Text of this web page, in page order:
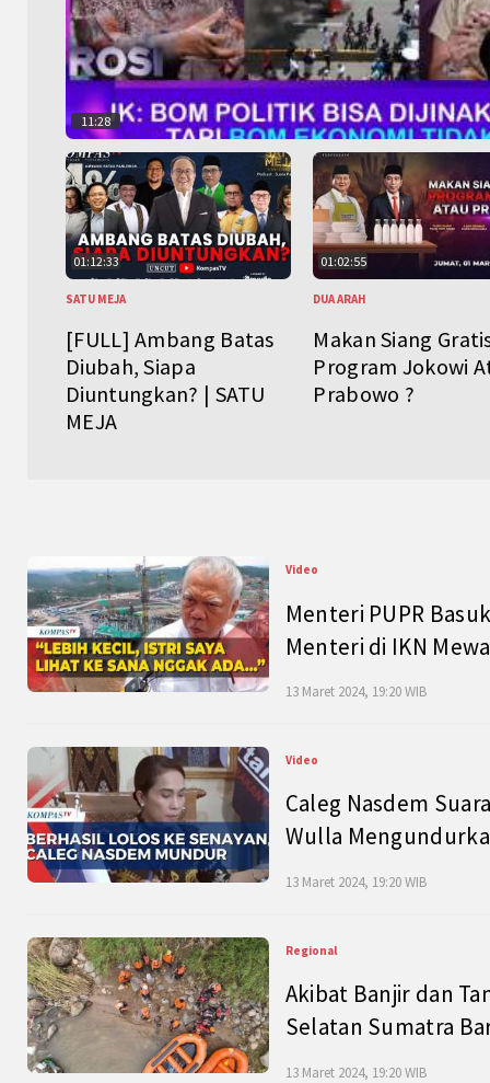
11:28
01:12:33
SATU MEJA
[FULL] Ambang Batas
Diubah, Siapa
Diuntungkan? | SATU
MEJA
01:02:55
DUA ARAH
Makan Siang
Program Jokowi
Prabowo ?
Video
Menteri PUPR
Menteri di IKN
13 Maret 2024, 19:20 WIB
Video
Caleg Nasdem
Wulla
13 Maret 2024, 19:20 WIB
Regional
Akibat Banjir dan
Selatan Sumatra
13 Maret 2024, 19:20 WIB